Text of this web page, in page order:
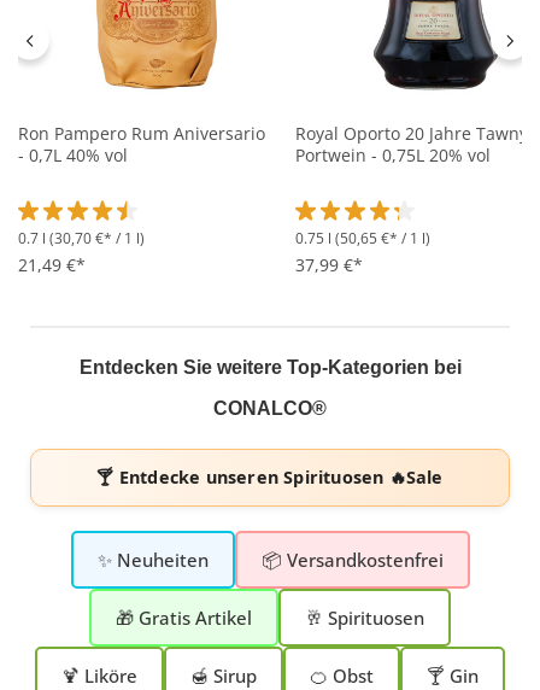
Ron Pampero Rum Aniversario
- 0,7L 40% vol
Durchschnittliche Bewertung von 4.5 von 5 Sternen
0.7 l (30,70 €* / 1 l)
21,49 €*
Royal Oporto 20 Jahre Tawny
Portwein - 0,75L 20% vol
Durchschnittliche
0.75 l (50,65 €* / 1 l)
37,99 €*
Entdecken Sie weitere Top-Kategorien bei
CONALCO®
🍸 Entdecke unserenSpirituosen 🔥Sale
✨ Neuheiten 📦 Versandkostenfrei
🎁 Gratis Artikel 🥂 Spirituosen
🍹 Liköre 🍯 Sirup 🍊 Obst 🍸 Gin